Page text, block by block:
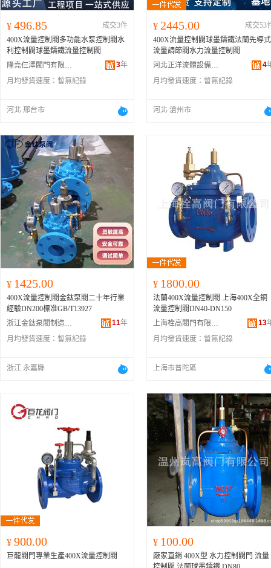
¥ 496.85
成交3件
400X流量控制閥多功能水泵控制閥水
利控制閥球墨鑄鐵流量控制閥
隆堯仨澤閥門有限公司
3年
月均發貨速度： 暫無記錄
河北 邢台市
¥ 2445.00
成交53
400X流量控制閥球墨鑄鐵法蘭先導式
流量調節閥水力流量控制閥
河北正洋流體設備制造有限公司
4
月均發貨速度： 暫無記錄
河北 滄州市
¥ 1425.00
400X流量控制閥金鈦泵閥二十年行業
經驗DN200標准GB/T13927
浙江金鈦泵閥制造有限公司
11年
月均發貨速度： 暫無記錄
浙江 永嘉縣
¥ 1800.00
法蘭400X流量控制閥 上海400X全銅
流量控制閥DN40-DN150
上海栓高閥門有限公司
13
月均發貨速度： 暫無記錄
上海市普陀區
¥ 900.00
巨龍閥門專業生產400X流量控制閥
¥ 100.00
廠家直銷 400X型 水力控制閥門 流量